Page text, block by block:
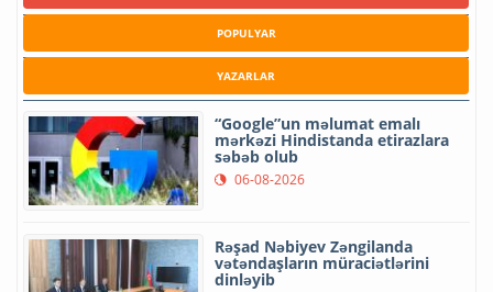
POPULYAR
YAZARLAR
“Google”un məlumat emalı
mərkəzi Hindistanda etirazlara
səbəb olub
06-08-2026
Rəşad Nəbiyev Zəngilanda
vətəndaşların müraciətlərini
dinləyib